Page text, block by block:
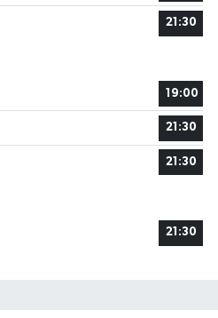
21:30
19:00
21:30
21:30
21:30